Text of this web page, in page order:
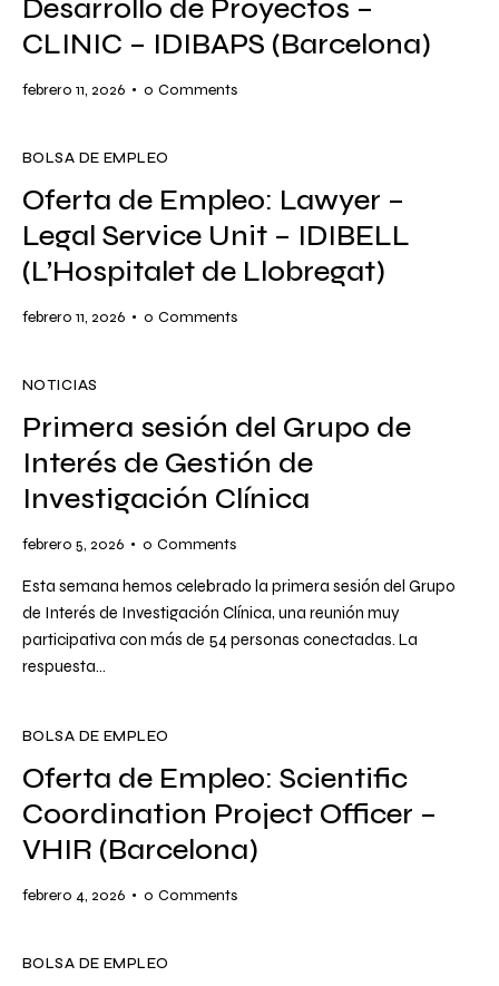
Desarrollo de Proyectos –
CLINIC – IDIBAPS (Barcelona)
febrero 11, 2026 0 Comments
BOLSA DE EMPLEO
Oferta de Empleo: Lawyer –
Legal Service Unit – IDIBELL
(L’Hospitalet de Llobregat)
febrero 11, 2026 0 Comments
NOTICIAS
Primera sesión del Grupo de
Interés de Gestión de
Investigación Clínica
febrero 5, 2026 0 Comments
Esta semana hemos celebrado la primera sesión del Grupo
de Interés de Investigación Clínica, una reunión muy
participativa con más de 54 personas conectadas. La
respuesta…
BOLSA DE EMPLEO
Oferta de Empleo: Scientific
Coordination Project Officer –
VHIR (Barcelona)
febrero 4, 2026 0 Comments
BOLSA DE EMPLEO